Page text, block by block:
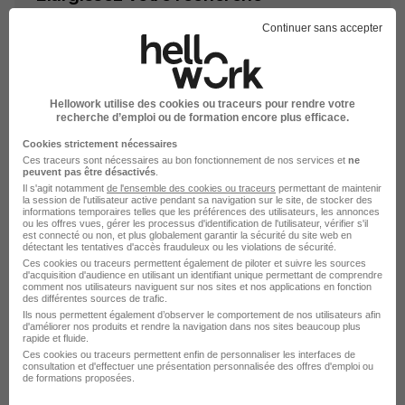
Emploi Assistant de manager Plérin
Emploi Secrétariat à Plérin
Entreprises qui recrutent à Plérin
Emplois & formations
Emploi Assistant de manager
Emploi Secrétariat
L'emploi par métier à Plérin dans
Continuer sans accepter
Hellowork utilise des cookies ou traceurs pour rendre votre
recherche d’emploi ou de formation encore plus efficace.
Cookies strictement nécessaires
Ces traceurs sont nécessaires au bon fonctionnement de nos services et ne
peuvent pas être désactivés
Il s'agit notamment de l'ensemble des cookies ou traceurs permettant de maintenir
la session de l'utilisateur active pendant sa navigation sur le site, de stocker des
informations temporaires telles que les préférences des utilisateurs, les annonces
ou les offres vues, gérer les processus d'identification de l'utilisateur, vérifier s'il
est connecté ou non, et plus globalement garantir la sécurité du site web en
détectant les tentatives d'accès frauduleux ou les violations de sécurité.
Ces cookies ou traceurs permettent également de piloter et suivre les sources
d'acquisition d'audience en utilisant un identifiant unique permettant de comprendre
comment nos utilisateurs naviguent sur nos sites et nos applications en fonction
des différentes sources de trafic.
Ils nous permettent également d’observer le comportement de nos utilisateurs afin
d'améliorer nos produits et rendre la navigation dans nos sites beaucoup plus
rapide et fluide.
Ces cookies ou traceurs permettent enfin de personnaliser les interfaces de
consultation et d'effectuer une présentation personnalisée des offres d'emploi ou
de formations proposées.